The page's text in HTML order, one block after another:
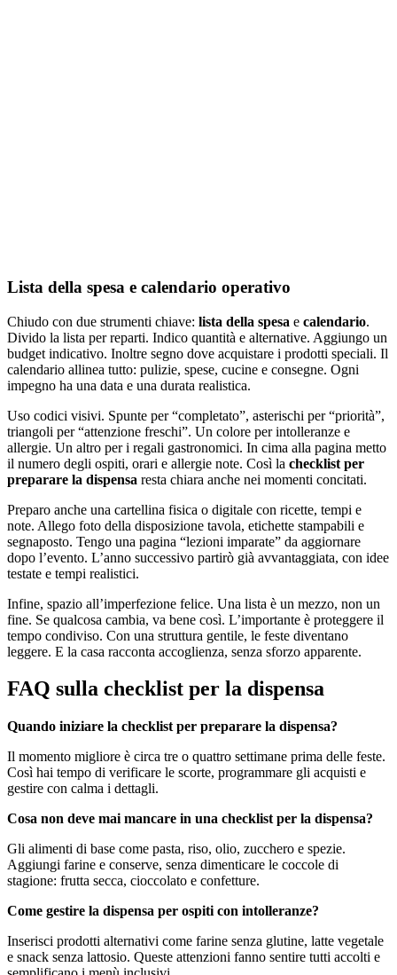
Lista della spesa e calendario operativo
Chiudo con due strumenti chiave: lista della spesa e calendario.
Divido la lista per reparti. Indico quantità e alternative. Aggiungo un
budget indicativo. Inoltre segno dove acquistare i prodotti speciali. Il
calendario allinea tutto: pulizie, spese, cucine e consegne. Ogni
impegno ha una data e una durata realistica.
Uso codici visivi. Spunte per “completato”, asterischi per “priorità”,
triangoli per “attenzione freschi”. Un colore per intolleranze e
allergie. Un altro per i regali gastronomici. In cima alla pagina metto
il numero degli ospiti, orari e allergie note. Così la checklist per
preparare la dispensa resta chiara anche nei momenti concitati.
Preparo anche una cartellina fisica o digitale con ricette, tempi e
note. Allego foto della disposizione tavola, etichette stampabili e
segnaposto. Tengo una pagina “lezioni imparate” da aggiornare
dopo l’evento. L’anno successivo partirò già avvantaggiata, con idee
testate e tempi realistici.
Infine, spazio all’imperfezione felice. Una lista è un mezzo, non un
fine. Se qualcosa cambia, va bene così. L’importante è proteggere il
tempo condiviso. Con una struttura gentile, le feste diventano
leggere. E la casa racconta accoglienza, senza sforzo apparente.
FAQ sulla checklist per la dispensa
Quando iniziare la checklist per preparare la dispensa?
Il momento migliore è circa tre o quattro settimane prima delle feste.
Così hai tempo di verificare le scorte, programmare gli acquisti e
gestire con calma i dettagli.
Cosa non deve mai mancare in una checklist per la dispensa?
Gli alimenti di base come pasta, riso, olio, zucchero e spezie.
Aggiungi farine e conserve, senza dimenticare le coccole di
stagione: frutta secca, cioccolato e confetture.
Come gestire la dispensa per ospiti con intolleranze?
Inserisci prodotti alternativi come farine senza glutine, latte vegetale
e snack senza lattosio. Queste attenzioni fanno sentire tutti accolti e